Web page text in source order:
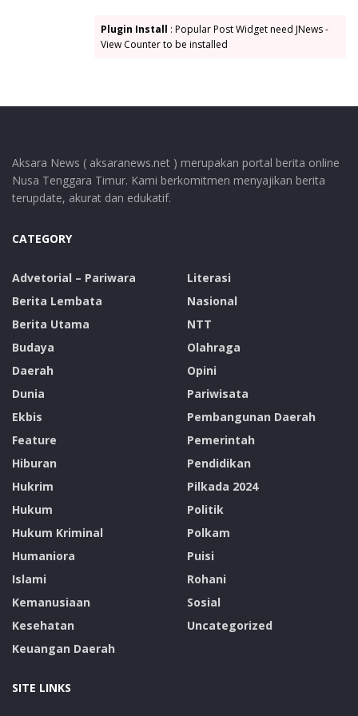
tahun,” tutupnya.
(BPBD) Lembata dan BMKG Kupang.
Fenomena Langka
Kabupaten Lembata
Tsunami 1979
Waiteba
Plugin Install : Popular Post Widget need JNews -
View Counter to be installed
Aksara News ( aksaranews.net ) merupakan portal berita online
Nusa Tenggara Timur. Kami berkomitmen menyajikan berita
terupdate, akurat dan edukatif.
CATEGORY
Advetorial – Pariwara
Berita Lembata
Berita Utama
Budaya
Daerah
Dunia
Ekbis
Feature
Hiburan
Hukrim
Hukum
Hukum Kriminal
Humaniora
Islami
Kemanusiaan
Kesehatan
Keuangan Daerah
Literasi
Nasional
NTT
Olahraga
Opini
Pariwisata
Pembangunan Daerah
Pemerintah
Pendidikan
Pilkada 2024
Politik
Polkam
Puisi
Rohani
Sosial
Uncategorized
SITE LINKS